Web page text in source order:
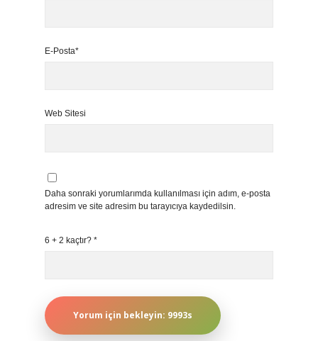
E-Posta*
Web Sitesi
Daha sonraki yorumlarımda kullanılması için adım, e-posta
adresim ve site adresim bu tarayıcıya kaydedilsin.
6 + 2 kaçtır? *